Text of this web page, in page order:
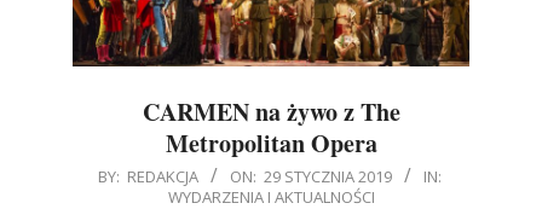
CARMEN na żywo z The
Metropolitan Opera
2019-
BY: REDAKCJA ON: 29 STYCZNIA 2019
IN:
WYDARZENIA I AKTUALNOŚCI